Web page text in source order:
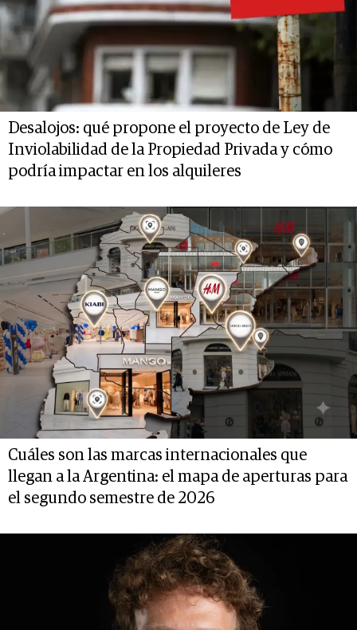
Desalojos: qué propone el proyecto de Ley de
Inviolabilidad de la Propiedad Privada y cómo
podría impactar en los alquileres
Cuáles son las marcas internacionales que
llegan a la Argentina: el mapa de aperturas para
el segundo semestre de 2026